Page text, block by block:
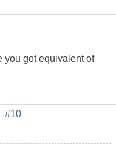
you got equivalent of
#10